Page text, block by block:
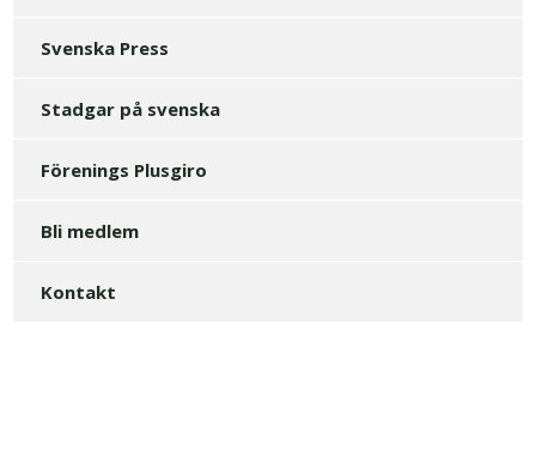
Svenska Press
Stadgar på svenska
Förenings Plusgiro
Bli medlem
Kontakt